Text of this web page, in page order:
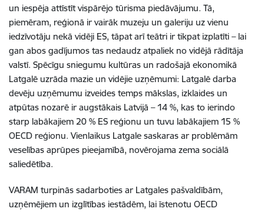
un iespēja attīstīt vispārējo tūrisma piedāvājumu. Tā,
piemēram, reģionā ir vairāk muzeju un galeriju uz vienu
iedzīvotāju nekā vidēji ES, tāpat arī teātri ir tikpat izplatīti – lai
gan abos gadījumos tas nedaudz atpaliek no vidējā rādītāja
valstī. Spēcīgu sniegumu kultūras un radošajā ekonomikā
Latgalē uzrāda mazie un vidējie uzņēmumi: Latgalē darba
devēju uzņēmumu izveides temps mākslas, izklaides un
atpūtas nozarē ir augstākais Latvijā – 14 %, kas to ierindo
starp labākajiem 20 % ES reģionu un tuvu labākajiem 15 %
OECD reģionu. Vienlaikus Latgale saskaras ar problēmām
veselības aprūpes pieejamībā, novērojama zema sociālā
saliedētība.
VARAM turpinās sadarboties ar Latgales pašvaldībām,
uzņēmējiem un izglītības iestādēm, lai īstenotu OECD